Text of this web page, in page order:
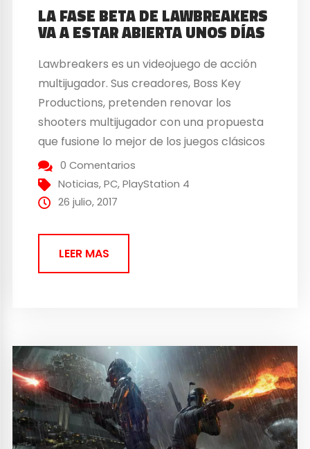
LA FASE BETA DE LAWBREAKERS
VA A ESTAR ABIERTA UNOS DÍAS
Lawbreakers es un videojuego de acción
multijugador. Sus creadores, Boss Key
Productions, pretenden renovar los
shooters multijugador con una propuesta
que fusione lo mejor de los juegos clásicos
y los modernos. Desde el 28 hasta el 31 de
julio, habrá una beta abierta del juego en
PC y PS4 Por equipos, en partidas de 5...
0 Comentarios
Noticias,PC,PlayStation 4
26 julio, 2017
LEER MAS